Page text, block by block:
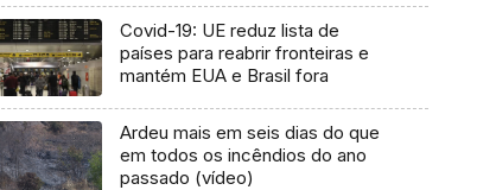
Covid-19: UE reduz lista de
países para reabrir fronteiras e
mantém EUA e Brasil fora
Ardeu mais em seis dias do que
em todos os incêndios do ano
passado (vídeo)